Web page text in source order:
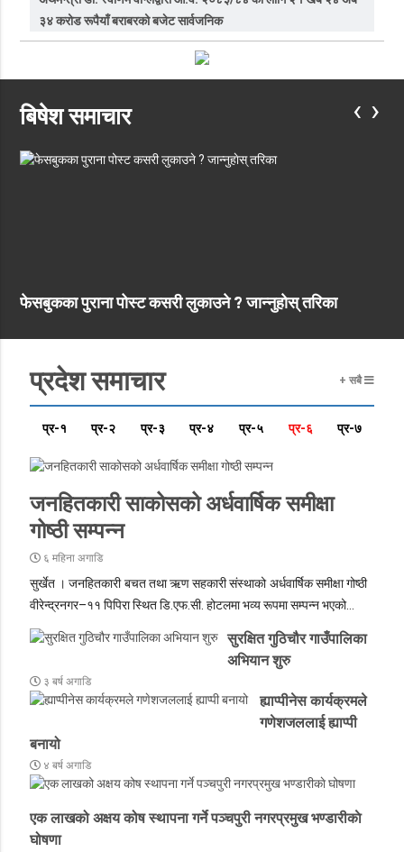
३४ करोड रूपैयाँ बराबरको बजेट सार्वजनिक
बिषेश समाचार
फेसबुकका पुराना पोस्ट कसरी लुकाउने ? जान्नुहाेस् तरिका
‹ ›
प्रदेश समाचार + सबै
प्र-१ प्र-२ प्र-३ प्र-४ प्र-५ प्र-६ प्र-७
जनहितकारी साकोसको अर्धवार्षिक समीक्षा
गोष्ठी सम्पन्न
६ महिना अगाडि
सुर्खेत। जनहितकारी बचत तथा ऋण सहकारी संस्थाको अर्धवार्षिक समीक्षा गोष्ठी
वीरेन्द्रनगर–११ पिपिरा स्थित डि.एफ.सी. होटलमा भव्य रूपमा सम्पन्न भएको…
सुरक्षित गुठिचौर गाउँपालिका
अभियान शुरु
३ बर्ष अगाडि
ह्याप्पीनेस कार्यक्रमले
गणेशजललाई ह्याप्पी
बनायो
४ बर्ष अगाडि
एक लाखको अक्षय कोष स्थापना गर्ने पञ्चपुरी नगरप्रमुख भण्डारीकाे
घोषणा